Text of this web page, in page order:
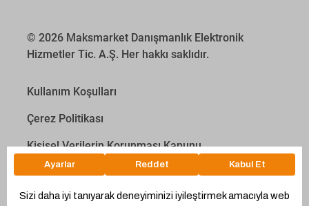
© 2026 Maksmarket Danışmanlık Elektronik
Hizmetler Tic. A.Ş. Her hakkı saklıdır.
Kullanım Koşulları
Çerez Politikası
Kişisel Verilerin Korunması Kanunu
İletişim Aydınlatma Metni
Proyakıt